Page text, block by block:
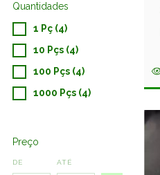
Quantidades
1 Pç (4)
10 Pçs (4)
100 Pçs (4)
1000 Pçs (4)
Preço
DE ATÉ